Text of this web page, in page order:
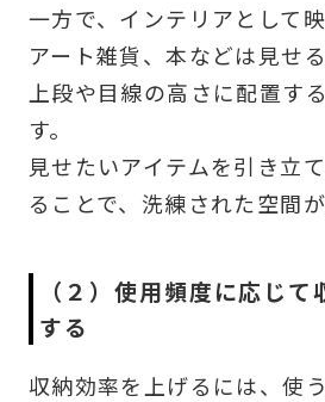
一方で、インテリアとして
アート雑貨、本などは見せ
上段や目線の高さに配置す
す。
見せたいアイテムを引き立
ることで、洗練された空間が
（２）使用頻度に応じ
する
収納効率を上げるには、使